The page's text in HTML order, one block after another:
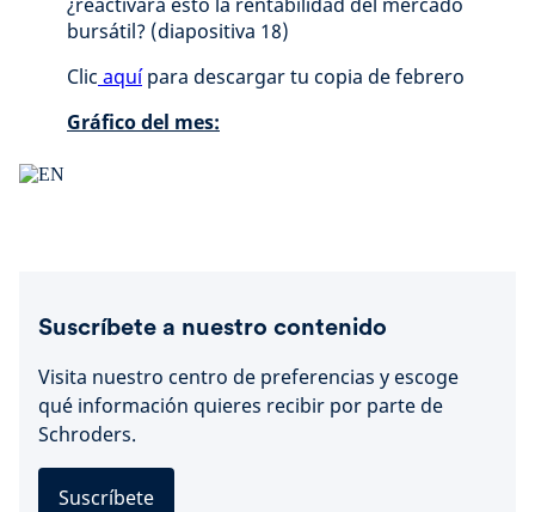
bursátil? (diapositiva 18)
Clic aquípara descargar tu copia de febrero
Gráfico del mes:
Suscríbete a nuestro contenido
Visita nuestro centro de preferencias y escoge
qué información quieres recibir por parte de
Schroders.
Suscríbete